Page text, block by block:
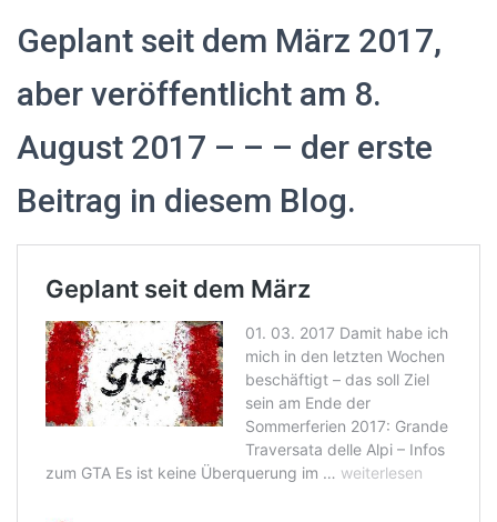
Geplant seit dem März 2017,
aber veröffentlicht am 8.
August 2017 – – – der erste
Beitrag in diesem Blog.